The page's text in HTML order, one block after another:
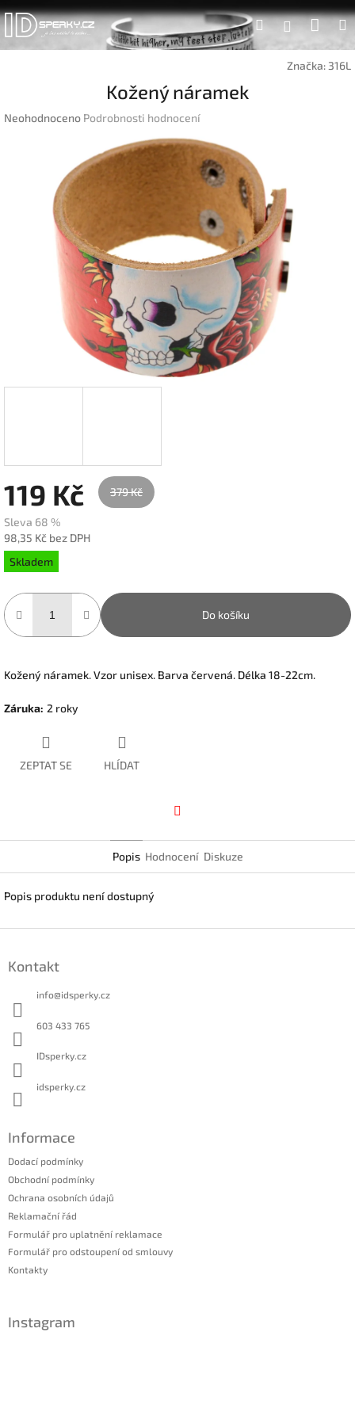
Přejít
na
obsah
Hledat
Značka: 316L
Kožený náramek
Průměrné
hvězdiček.
Neohodnoceno Podrobnosti hodnocení
119 Kč 379 Kč
Sleva 68 %
98,35 Kč bez DPH
Měrná
cena:
Skladem
Do košíku
Kožený náramek. Vzor unisex. Barva červená. Délka 18-22cm.
Záruka: 2 roky
ZEPTAT SE HLÍDAT
Popis Hodnocení Diskuze
Popis produktu není dostupný
Kontakt
info@idsperky.cz
603 433 765
IDsperky.cz
idsperky.cz
Informace
Dodací podmínky
Obchodní podmínky
Ochrana osobních údajů
Reklamační řád
Formulář pro uplatnění reklamace
Formulář pro odstoupení od smlouvy
Kontakty
Instagram